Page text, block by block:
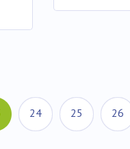
(aktualna)
24 25 26